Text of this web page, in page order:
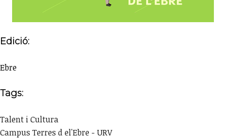
Edició:
Ebre
Tags:
Talent i Cultura
Campus Terres d el'Ebre - URV